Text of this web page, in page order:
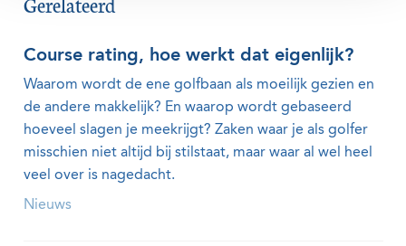
Course rating, hoe werkt dat eigenlijk?
Waarom wordt de ene golfbaan als moeilijk gezien en
de andere makkelijk? En waarop wordt gebaseerd
hoeveel slagen je meekrijgt? Zaken waar je als golfer
misschien niet altijd bij stilstaat, maar waar al wel heel
veel over is nagedacht.
Nieuws